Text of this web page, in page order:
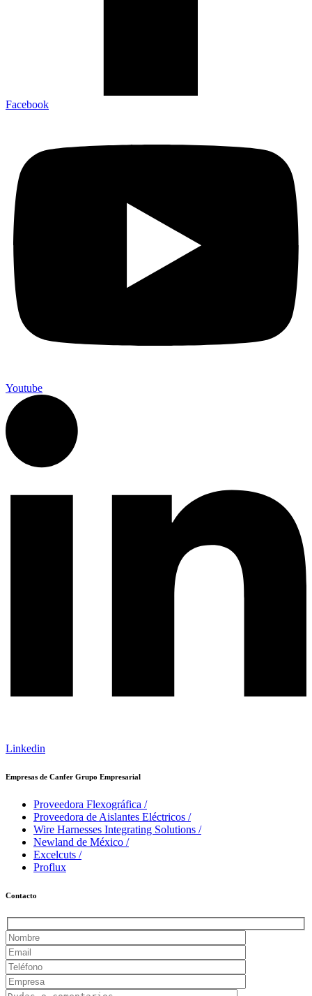
Facebook
Youtube
Linkedin
Empresas de Canfer Grupo Empresarial
Proveedora Flexográfica /
Proveedora de Aislantes Eléctricos /
Wire Harnesses Integrating Solutions /
Newland de México /
Excelcuts /
Proflux
Contacto